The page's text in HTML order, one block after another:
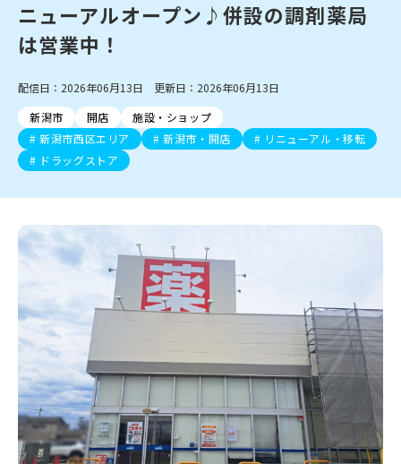
中越 上越
新潟市中央区 新潟市東区
新潟市南区
新潟市江南区 新潟市秋葉区
新潟市西蒲区
村上・関川
新発田・聖籠
胎内・粟島
三条・加茂・田上
五泉・阿賀野・阿賀
長岡・見附
小千谷・十日町・津南
柏崎・刈羽・出雲崎
上越・妙高・糸魚川
リニューアル・移転 休業 開店まとめ
閉店まとめ
新潟市・開店
和食 洋食
ご当地グルメ 食べ歩き
カフェ
居酒屋・バー 焼肉
パスタ
パン・ベーカリー
タレカツ・豚カツ
デカ盛り・大盛り
旨辛・激辛
定食・町定食 海鮮・鮨
日本酒・新潟清酒
ワイン・クラフトビール
ケーキ・パフェ
ビアガーデン・暑気払い
忘新年会・歓送迎会
趣味・展示会 ライブ・コンサート
にいがた酒の陣・新潟
セミナー・講演会
住宅展示場
完成見学会 学生スポーツ アルビレックス
食品メーカー・県産
品
観光スポット
温泉・入浴 ホテル
リラクゼーション・整体
スキー場
リユース・買取
病院・クリニック
ビルボードプレイスBP
新潟伊勢丹
ピア万代
リバーサイド千秋
パティオPATIO
セツコママ
開店まとめ
閉店まとめ 人気記事まとめ
ラーメンまとめ
飲食店まとめ
インテリア・雑貨
外食・テイクアウト
新車・中古車・カー用品
上越・妙高・糸魚川 チラシ
火曜セール
オープン・リニューアルセール
周年祭・感謝祭セール
年末・初売りセール
ニューアルオープン♪併設の調剤薬局
は営業中！
配信日：2026年06月13日 更新日：2026年06月13日
新潟市
開店
施設・ショップ
新潟市西区エリア
新潟市・開店
リニューアル・移転
ドラッグストア